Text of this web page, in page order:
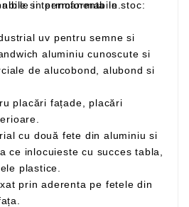
compact sunt vacuumabile si termoformabile.
in permanenta in stoc:
alucobond, alubond si
fațade, placări
lambriurile sau placajele plastice.
aderenta pe fetele din